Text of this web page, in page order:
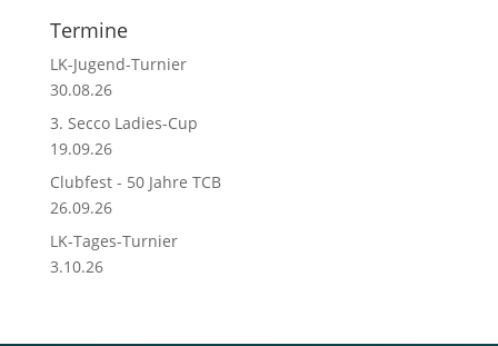
Termine
LK-Jugend-Turnier
30.08.26
3. Secco Ladies-Cup
19.09.26
Clubfest - 50 Jahre TCB
26.09.26
LK-Tages-Turnier
3.10.26